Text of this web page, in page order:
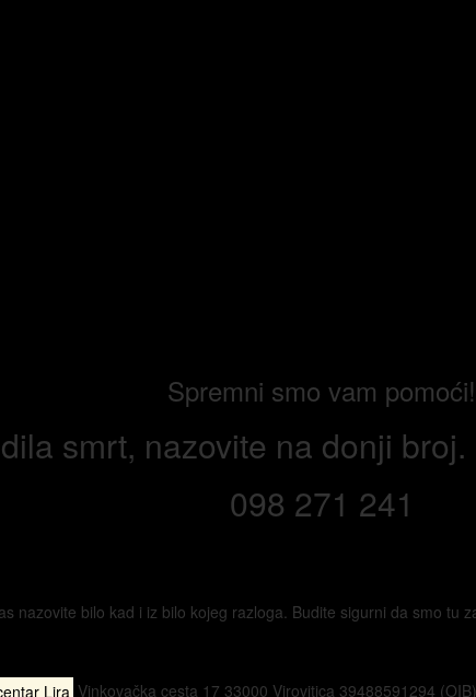
Spremni smo vam pomoći!
smrt, nazovite na donji
098 271 241
nazovite bilo kad i iz bilo kojeg razloga. Budite sigurni da smo tu
Lira Vinkovačka cesta 17 33000 Virovitica 39488591294